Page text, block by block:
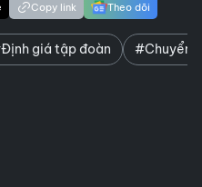
Copy link Theo dõi
giá tập đoàn #Chuyển